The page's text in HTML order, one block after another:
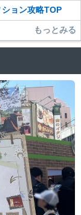
ョン攻略TOP
もっとみる